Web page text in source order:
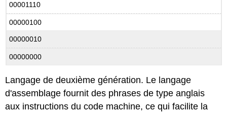
00001110
00000100
00000010
00000000
Langage de deuxième génération. Le langage
d'assemblage fournit des phrases de type anglais
aux instructions du code machine, ce qui facilite la